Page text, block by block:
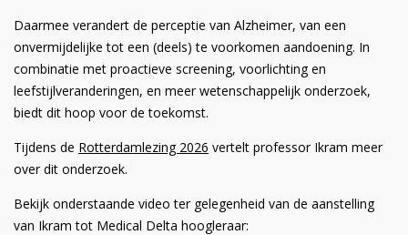
Daarmee verandert de perceptie van Alzheimer, van een
onvermijdelijke tot een (deels) te voorkomen aandoening. In
combinatie met proactieve screening, voorlichting en
leefstijlveranderingen, en meer wetenschappelijk onderzoek,
biedt dit hoop voor de toekomst.
Tijdens de Rotterdamlezing 2026 vertelt professor Ikram meer
over dit onderzoek.
Bekijk onderstaande video ter gelegenheid van de aanstelling
van Ikram tot Medical Delta hoogleraar: